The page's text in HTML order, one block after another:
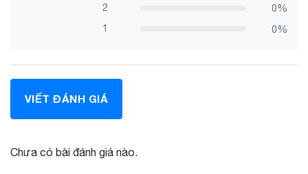
2
0%
1
0%
VIẾT ĐÁNH GIÁ
Chưa có bài đánh giá nào.